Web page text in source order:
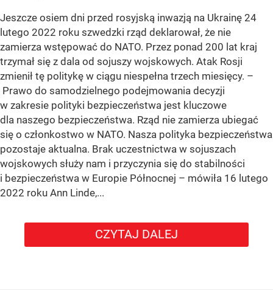
Jeszcze osiem dni przed rosyjską inwazją na Ukrainę 24
lutego 2022 roku szwedzki rząd deklarował, że nie
zamierza wstępować do NATO. Przez ponad 200 lat kraj
trzymał się z dala od sojuszy wojskowych. Atak Rosji
zmienił tę politykę w ciągu niespełna trzech miesięcy. –
Prawo do samodzielnego podejmowania decyzji
w zakresie polityki bezpieczeństwa jest kluczowe
dla naszego bezpieczeństwa. Rząd nie zamierza ubiegać
się o członkostwo w NATO. Nasza polityka bezpieczeństwa
pozostaje aktualna. Brak uczestnictwa w sojuszach
wojskowych służy nam i przyczynia się do stabilności
i bezpieczeństwa w Europie Północnej – mówiła 16 lutego
2022 roku Ann Linde,...
CZYTAJ DALEJ